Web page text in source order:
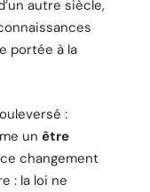
autre siècle,
portée à la
:
un être
changement
: la loi ne